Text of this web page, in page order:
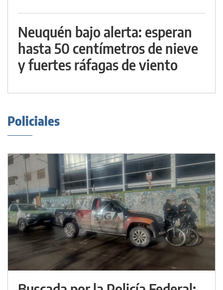
Neuquén bajo alerta: esperan
hasta 50 centímetros de nieve
y fuertes ráfagas de viento
Policiales